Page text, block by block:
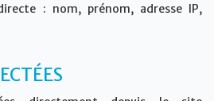
: nom, prénom, adresse IP,